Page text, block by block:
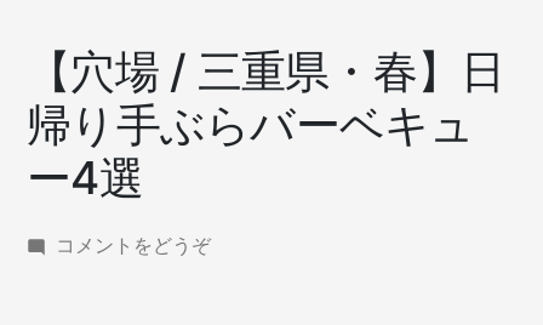
【穴場 / 三重県・春】日
帰り手ぶらバーベキュ
ー4選
コメントをどうぞ(【穴